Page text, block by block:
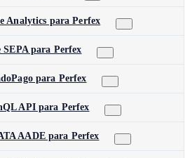
Analytics para Perfex
para Perfex
para Perfex
API para Perfex
AADE para Perfex